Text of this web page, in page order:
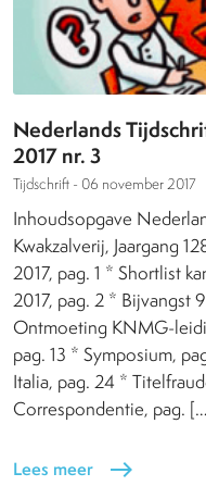
Nederlands
2017 nr. 3
Tijdschrift - 06 november 2017
Inhoudsopgave
Kwakzalverij, Jaargang
2017, pag. 1 * Shortlist
2017, pag. 2 * Bijvangst
Ontmoeting KNMG-
pag. 13 * Symposium,
Italia, pag. 24 *
Correspondentie, pag.
Lees meer east